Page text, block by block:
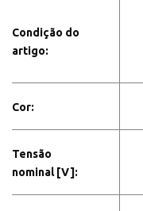
Condição do
artigo:
Cor:
Tensão
nominal [V]: